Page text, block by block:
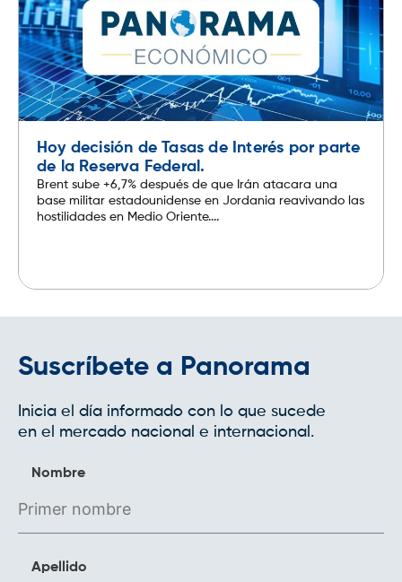
Hoy decisión de Tasas de Interés por parte
de la Reserva Federal.
Brent sube +6,7% después de que Irán atacara una
base militar estadounidense en Jordania reavivando las
hostilidades en Medio Oriente....
Suscríbete a Panorama
Inicia el día informado con lo que sucede
en el mercado nacional e internacional.
Nombre
Apellido